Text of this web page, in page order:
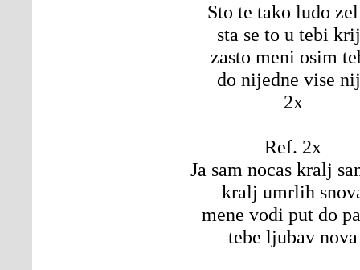
Sto te tako ludo
sta se to u tebi
zasto meni osim
do nijedne vise
2x
Ref. 2x
Ja sam nocas kralj
kralj umrlih
mene vodi put do
tebe ljubav nova